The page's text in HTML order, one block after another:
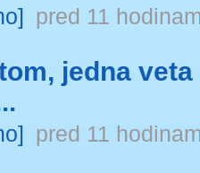
pred 11
jedna veta
pred 11